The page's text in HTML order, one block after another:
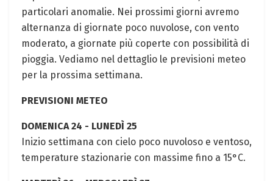
particolari anomalie. Nei prossimi ‍giorni avremo
alternanza di ‌giornate poco nuvolose, con vento
moderato, a⁣ giornate più coperte con⁣ possibilità di
pioggia. Vediamo nel dettaglio ‌le previsioni meteo
per la prossima settimana.
PREVISIONI METEO
DOMENICA‌ 24 ⁢-​ LUNEDÌ 25
Inizio settimana con cielo poco nuvoloso e ventoso,⁣
temperature stazionarie ⁢con massime fino a 15°C.